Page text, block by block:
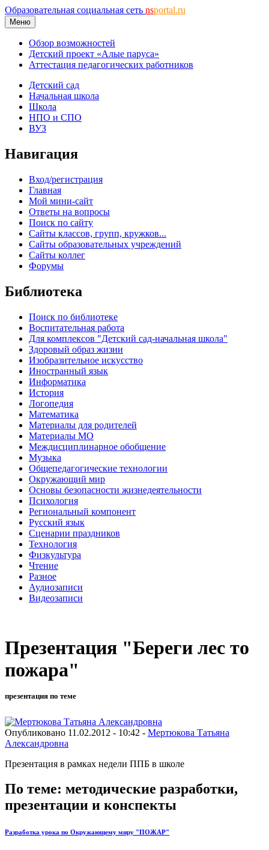
Образовательная социальная сеть nsportal.ru
Меню
Обзор возможностей
Детский проект «Алые паруса»
Аттестация педагогических работников
Детский сад
Начальная школа
Школа
НПО и СПО
ВУЗ
Навигация
Вход/регистрация
Главная
Мой мини-сайт
Ответы на вопросы
Поиск по сайту
Сайты классов, групп, кружков...
Сайты образовательных учреждений
Сайты коллег
Форумы
Библиотека
Поиск по библиотеке
Воспитательная работа
Для комплексов "Детский сад-начальная школа"
Здоровый образ жизни
Изобразительное искусство
Иностранный язык
Информатика
История
Логопедия
Математика
Материалы для родителей
Материалы МО
Междисциплинарное обобщение
Музыка
Общепедагогические технологии
Окружающий мир
Основы безопасности жизнедеятельности
Психология
Региональный компонент
Русский язык
Сценарии праздников
Технология
Физкультура
Чтение
Разное
Аудиозаписи
Видеозаписи
Презентация "Береги лес то
пожара"
презентация по теме
Опубликовано 11.02.2012 - 10:42 - Мертюкова Татьяна
Александровна
Презентация в рамках недели ППБ в школе
По теме: методические разработки,
презентации и конспекты
Разработка урока по Окружающему миру "ПОЖАР"